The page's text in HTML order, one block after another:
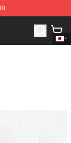
Shop